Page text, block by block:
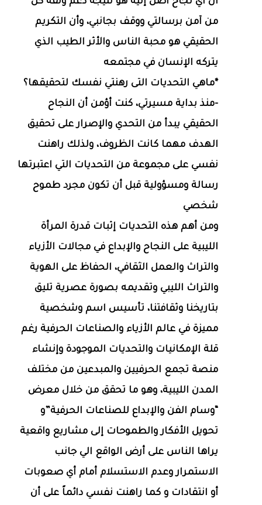
من آمن برسالتي ووقف بجانبي، وأن التكريم
الحقيقي هو محبة الناس والأثر الطيب الذي
يتركه الإنسان في مجتمعه
*ماهي التحديات التى رهنتي نفسك لتحقيقها؟
-منذ بداية مسيرتي، كنت أؤمن أن النجاح
الحقيقي يبدأ من التحدي والإصرار على تحقيق
الهدف مهما كانت الظروف، ولذلك راهنت
نفسي على مجموعة من التحديات التي اعتبرتها
رسالة ومسؤولية قبل أن تكون مجرد طموح
شخصي
ومن أهم هذه التحديات إثبات قدرة المرأة
الليبية على النجاح والإبداع في مجالات الأزياء
والتراث والعمل الثقافي، الحفاظ على الهوية
والتراث الليبي وتقديمه بصورة عصرية تليق
بتاريخنا وثقافتنا، تأسيس اسم وشخصية
مميزة في عالم الأزياء والصناعات الحرفية رغم
قلة الإمكانيات والتحديات الموجودة وإنشاء
منصة تجمع الحرفيين والمبدعين من مختلف
المدن الليبية، وهو ما تحقق من خلال معرض
“وسام الفن والإبداع للصناعات الحرفية”و
تحويل الأفكار والطموحات إلى مشاريع واقعية
يراها الناس على أرض الواقع الي جانب
الاستمرار وعدم الاستسلام أمام أي صعوبات
أو انتقادات و كما راهنت نفسي دائماً على أن